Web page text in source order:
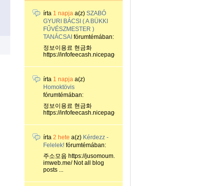
írta 1 napja a(z) SZABÓ
GYURI BÁCSI ( A BÜKKI
FŰVÉSZMESTER )
TANÁCSAI fórumtémában:
정보이용료 현금화
https://infofeecash.nicepage...
írta 1 napja a(z)
Homoktövis
fórumtémában:
정보이용료 현금화
https://infofeecash.nicepage...
írta 2 hete a(z) Kérdezz -
Felelek! fórumtémában:
주소모음 https://jusomoum.
imweb.me/ Not all blog
posts ...